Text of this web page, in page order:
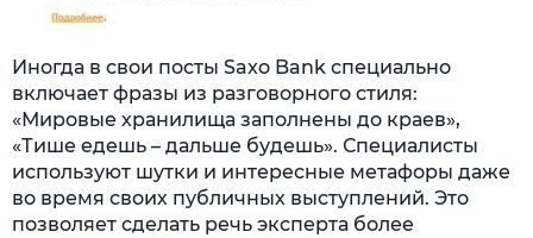
Иногда в свои посты Saxo Bank специально
включает фразы из разговорного стиля:
«Мировые хранилища заполнены до краев»,
«Тише едешь – дальше будешь». Специалисты
используют шутки и интересные метафоры даже
во время своих публичных выступлений. Это
позволяет сделать речь эксперта более